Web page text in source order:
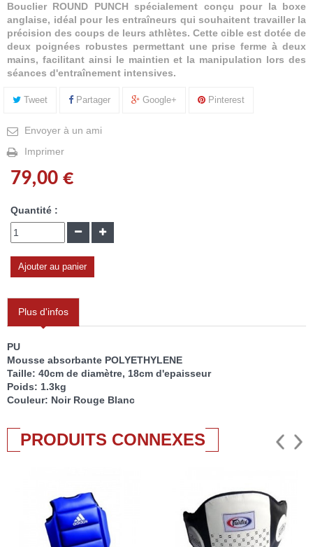
Bouclier ROUND PUNCH spécialement conçu pour la boxe
anglaise, idéal pour les entraîneurs qui souhaitent travailler la
précision des coups de leurs athlètes. Cette cible est dotée de
deux poignées robustes permettant une prise ferme à deux
mains, facilitant ainsi le maintien et la manipulation lors des
séances d'entraînement intensives.
Tweet Partager Google+ Pinterest
Envoyer à un ami
Imprimer
79,00 €
Quantité :
Ajouter au panier
Plus d'infos
PU
Mousse absorbante POLYETHYLENE
Taille: 40cm de diamètre, 18cm d'epaisseur
Poids: 1.3kg
Couleur: Noir Rouge Blanc
PRODUITS CONNEXES